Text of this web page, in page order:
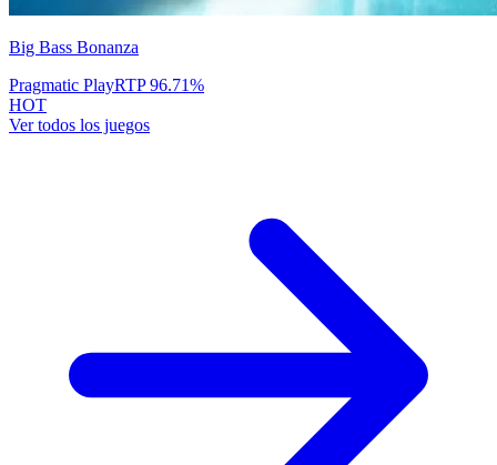
Big Bass Bonanza
Pragmatic PlayRTP96.71%
HOT
Ver todos los juegos